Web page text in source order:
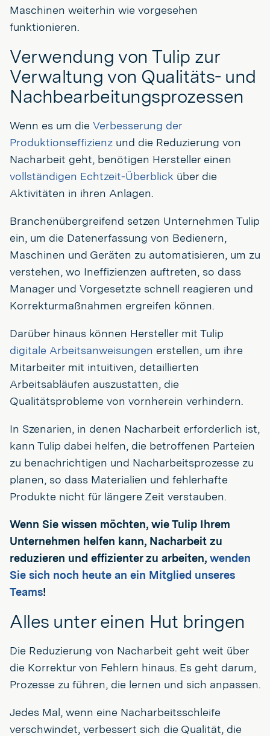
Maschinen weiterhin wie vorgesehen
funktionieren.
Verwendung von Tulip zur
Verwaltung von Qualitäts- und
Nachbearbeitungsprozessen
Wenn es um die Verbesserung der
Produktionseffizienz und die Reduzierung von
Nacharbeit geht, benötigen Hersteller einen
vollständigen Echtzeit-Überblick über die
Aktivitäten in ihren Anlagen.
Branchenübergreifend setzen Unternehmen Tulip
ein, um die Datenerfassung von Bedienern,
Maschinen und Geräten zu automatisieren, um zu
verstehen, wo Ineffizienzen auftreten, so dass
Manager und Vorgesetzte schnell reagieren und
Korrekturmaßnahmen ergreifen können.
Darüber hinaus können Hersteller mit Tulip
digitale Arbeitsanweisungen erstellen, um ihre
Mitarbeiter mit intuitiven, detaillierten
Arbeitsabläufen auszustatten, die
Qualitätsprobleme von vornherein verhindern.
In Szenarien, in denen Nacharbeit erforderlich ist,
kann Tulip dabei helfen, die betroffenen Parteien
zu benachrichtigen und Nacharbeitsprozesse zu
planen, so dass Materialien und fehlerhafte
Produkte nicht für längere Zeit verstauben.
Wenn Sie wissen möchten, wie Tulip Ihrem
Unternehmen helfen kann, Nacharbeit zu
reduzieren und effizienter zu arbeiten, wenden
Sie sich noch heute an ein Mitglied unseres
Teams!
Alles unter einen Hut bringen
Die Reduzierung von Nacharbeit geht weit über
die Korrektur von Fehlern hinaus. Es geht darum,
Prozesse zu führen, die lernen und sich anpassen.
Jedes Mal, wenn eine Nacharbeitsschleife
verschwindet, verbessert sich die Qualität, die